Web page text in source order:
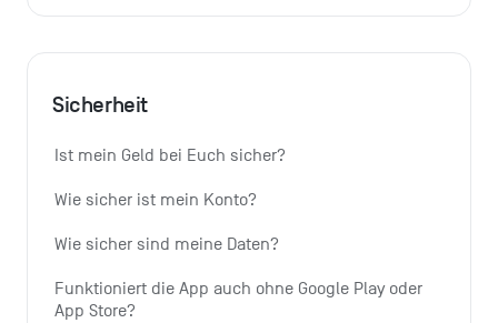
Sicherheit
Ist mein Geld bei Euch sicher?
Wie sicher ist mein Konto?
Wie sicher sind meine Daten?
Funktioniert die App auch ohne Google Play oder
App Store?